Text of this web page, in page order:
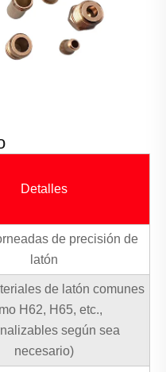
Detalles
de precisión de
latón
de latón comunes
H62, H65, etc.,
según sea
necesario)